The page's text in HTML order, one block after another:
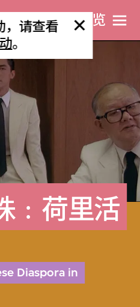
网站导览
，请查看
。
﹕荷里活
Diaspora in